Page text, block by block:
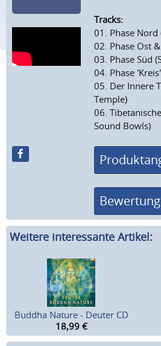
Tracks:
01. Phase Nord
02. Phase Ost
03. Phase Süd
04. Phase
05. Der Innere
Temple)
06.
Sound Bowls)
Weitere interessante Artikel:
Buddha Nature - Deuter CD
18,99 €